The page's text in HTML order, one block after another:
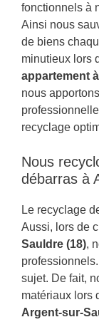
fonctionnels à
Ainsi nous
de biens
minutieux lors
appartement
nous
recyclage
Nous
débarras à
Le recyclage
Aussi, lors de
Sauldre (18),
sujet. De fait,
matériaux lors
Argent-sur-